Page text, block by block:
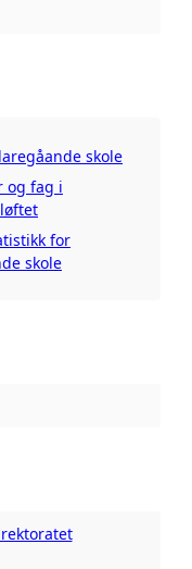
skole
og fag i
for
skole